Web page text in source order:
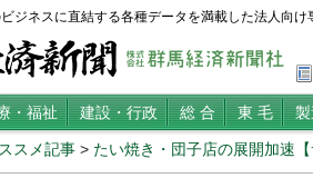
ジネスに直結する各種データを満載した法人向け
・福祉 建設・行政 総 合 東 毛
スメ記事 > たい焼き・団子店の展開加速